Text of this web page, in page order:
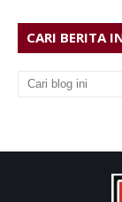
CARI BERITA